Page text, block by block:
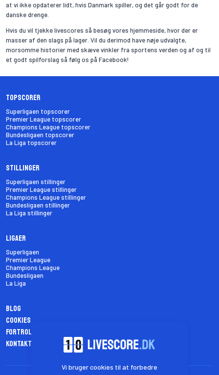
at vi ikke opdaterer lidt, hvis Danmark spiller, og det går godt for de
danske drenge.
Hvis du vil tjekke livescores så besøg vores hjemmeside, hvor der er
masser af den slags på lager. Vil du derimod have nøje udvalgte,
morsomme historier med skæve vinkler fra sportens verden og af og til
et godt spilforslag så følg os på Facebook!
Topscorer
Superligaen topscorer
Premier League topscorer
Champions League topscorer
Bundesligaen topscorer
La Liga topscorer
Stillinger
Superligaen stillinger
Premier League stillinger
Champions League stillinger
Bundesligaen stillinger
La Liga stillinger
Ligaer
Superligaen
Premier League
Champions League
Bundesligaen
La Liga
Blog
Cookies
Fortrolighedspolitik
Kontakt os
Vi bruger cookies til at forbedre